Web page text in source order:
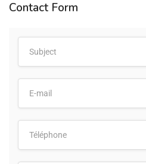
Contact Form